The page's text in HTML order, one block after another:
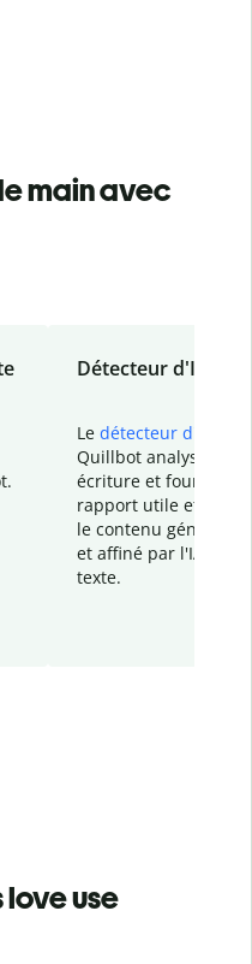
main avec
Détecteur d'IA
Le détecteur d'IA
Quillbot analyse votre
écriture et fournit un
rapport utile et
le contenu généré
et affiné par l'IA
texte.
love use